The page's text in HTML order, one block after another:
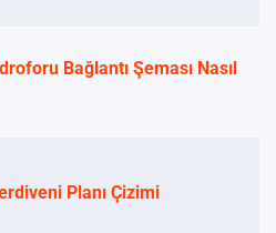
Bağlantı Şeması Nasıl
Planı Çizimi